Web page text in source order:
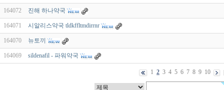
164072 진해 하나약국
164071 시알리스약국 tldkffltmdirrnr
164070 뉴토끼
164069 sildenafil - 파워약국
1 2 3 4 5 6 7 8 9 10